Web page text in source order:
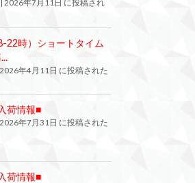
| 2026年7月11日 に投稿され
時）ショートタイム
2026年4月11日 に投稿された
荷情報■
2026年7月31日 に投稿された
荷情報■